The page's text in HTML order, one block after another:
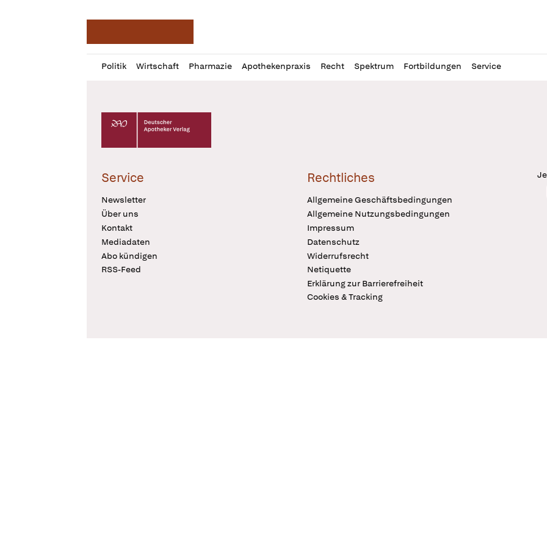
Politik Wirtschaft Pharmazie Apothekenpraxis Recht Spektrum Fortbildungen Service
Profil
öffnen
Daz
Pur
Deutscher Apotheker Verlag Logo
Service
Newsletter
Über uns
Kontakt
Mediadaten
Abo kündigen
RSS-Feed
Rechtliches
Allgemeine Geschäftsbedingungen
Allgemeine Nutzungsbedingungen
Impressum
Datenschutz
Widerrufsrecht
Netiquette
Erklärung zur Barrierefreiheit
Cookies & Tracking